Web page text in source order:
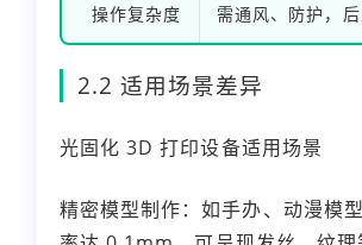
操作复杂度 需通风、防护，
2.2 适用场景差异
光固化 3D 打印设备适用场景
精密模型制作：如手办、动漫模